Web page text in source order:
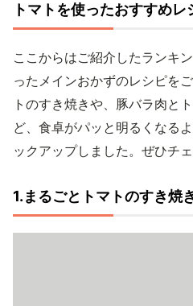
トマトを使ったおすすめレ
ここからはご紹介したランキ
ったメインおかずのレシピを
トのすき焼きや、豚バラ肉と
ど、食卓がパッと明るくなる
ックアップしました。ぜひチ
1.まるごとトマトのすき焼